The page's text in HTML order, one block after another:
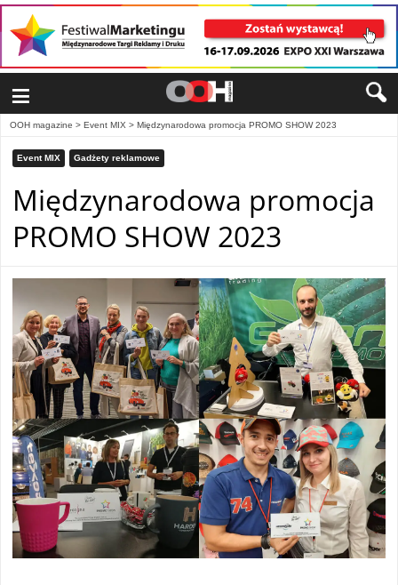
≡
OOH magazine > Event MIX > Międzynarodowa promocja PROMO SHOW 2023
Event MIX Gadżety reklamowe
Międzynarodowa promocja
PROMO SHOW 2023